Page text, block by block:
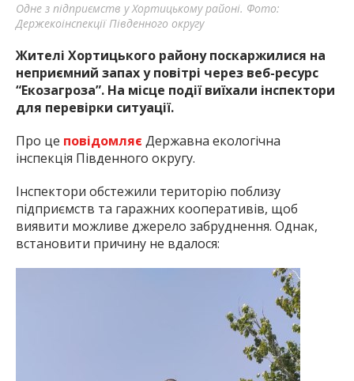
Одне з підприємств у Хортицькому районі. Фото:
Держекоінспекції Південного округу
Жителі Хортицького району поскаржилися на
неприємний запах у повітрі через веб-ресурс
“Екозагроза”. На місце події виїхали інспектори
для перевірки ситуації.
Про це повідомляє Державна екологічна
інспекція Південного округу.
Інспектори обстежили територію поблизу
підприємств та гаражних кооперативів, щоб
виявити можливе джерело забруднення. Однак,
встановити причину не вдалося: